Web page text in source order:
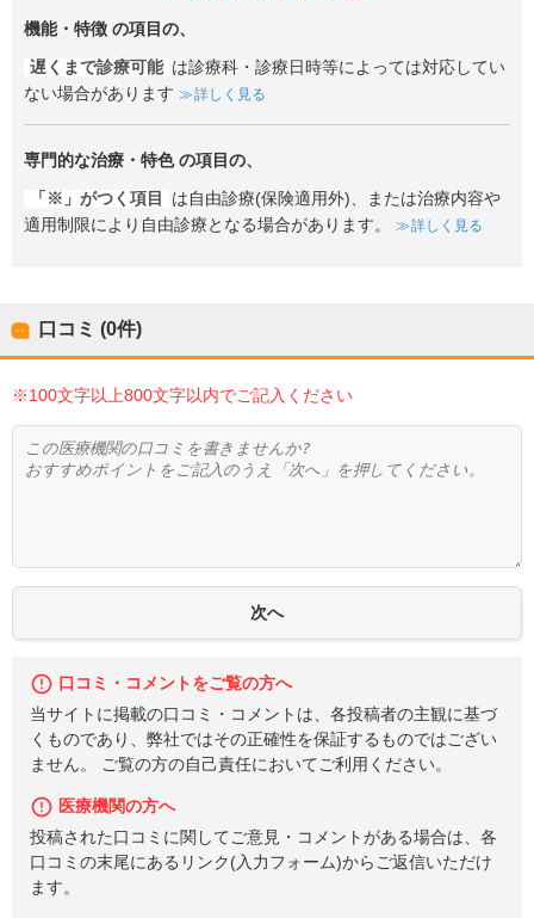
機能・特徴 の項目の、
遅くまで診療可能 は診療科・診療日時等によっては対応してい
ない場合があります
詳しく見る
専門的な治療・特色の項目の、
「※」がつく項目
は自由診療(保険適用外)、または治療内容や
適用制限により自由診療となる場合があります。
詳しく見る
口コミ (0件)
※100文字以上800文字以内でご記入ください
口コミ・コメントをご覧の方へ
当サイトに掲載の口コミ・コメントは、各投稿者の主観に基づ
くものであり、弊社ではその正確性を保証するものではござい
ません。 ご覧の方の自己責任においてご利用ください。
医療機関の方へ
投稿された口コミに関してご意見・コメントがある場合は、各
口コミの末尾にあるリンク(入力フォーム)からご返信いただけ
ます。